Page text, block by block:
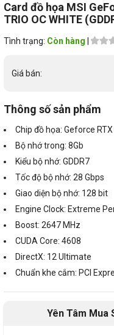
Card đồ họa MSI
TRIO OC WHITE
Tình trạng: Còn hàng
Giá bán:
Thông số sản phẩm
Chip đồ họa: Geforce RTX
Bộ nhớ trong: 8Gb
Kiểu bộ nhớ: GDDR7
Tốc độ bộ nhớ: 28 Gbps
Giao diện bộ nhớ: 128 bit
Engine Clock: Extreme
Boost: 2647 MHz
CUDA Core: 4608
DirectX: 12 Ultimate
Chuẩn khe cắm: PCI
Yên Tâm